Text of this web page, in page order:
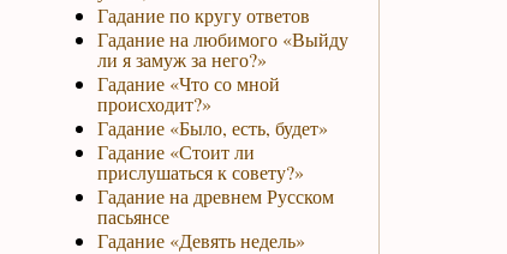
Гадание по кругу ответов
Гадание на любимого «Выйду
ли я замуж за него?»
Гадание «Что со мной
происходит?»
Гадание «Было, есть, будет»
Гадание «Стоит ли
прислушаться к совету?»
Гадание на древнем Русском
пасьянсе
Гадание «Девять недель»